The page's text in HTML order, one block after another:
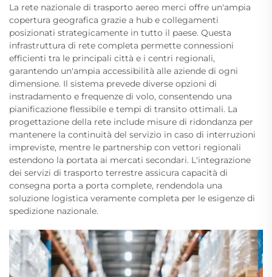
La rete nazionale di trasporto aereo merci offre un'ampia
copertura geografica grazie a hub e collegamenti
posizionati strategicamente in tutto il paese. Questa
infrastruttura di rete completa permette connessioni
efficienti tra le principali città e i centri regionali,
garantendo un'ampia accessibilità alle aziende di ogni
dimensione. Il sistema prevede diverse opzioni di
instradamento e frequenze di volo, consentendo una
pianificazione flessibile e tempi di transito ottimali. La
progettazione della rete include misure di ridondanza per
mantenere la continuità del servizio in caso di interruzioni
impreviste, mentre le partnership con vettori regionali
estendono la portata ai mercati secondari. L'integrazione
dei servizi di trasporto terrestre assicura capacità di
consegna porta a porta complete, rendendola una
soluzione logistica veramente completa per le esigenze di
spedizione nazionale.